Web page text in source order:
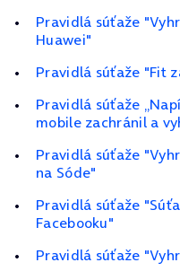
Pravidlá súťaže
Huawei"
Pravidlá súťaže "Fit
Pravidlá súťaže
mobile zachránil a
Pravidlá súťaže
na Sóde"
Pravidlá súťaže
Facebooku"
Pravidlá súťaže